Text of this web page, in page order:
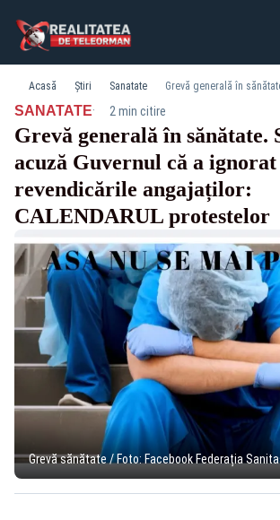
Acasă Știri Sanatate
SANATATE· 2 min citire
Grevă generală în sănătate.
acuză Guvernul că a ignorat
revendicările angajaților:
CALENDARUL protestelor
Grevă sănătate / Foto: Facebook Federația